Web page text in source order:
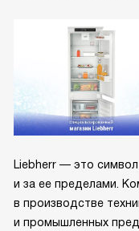
Liebherr — это символ
и за ее пределами.
в производстве
и промышленных